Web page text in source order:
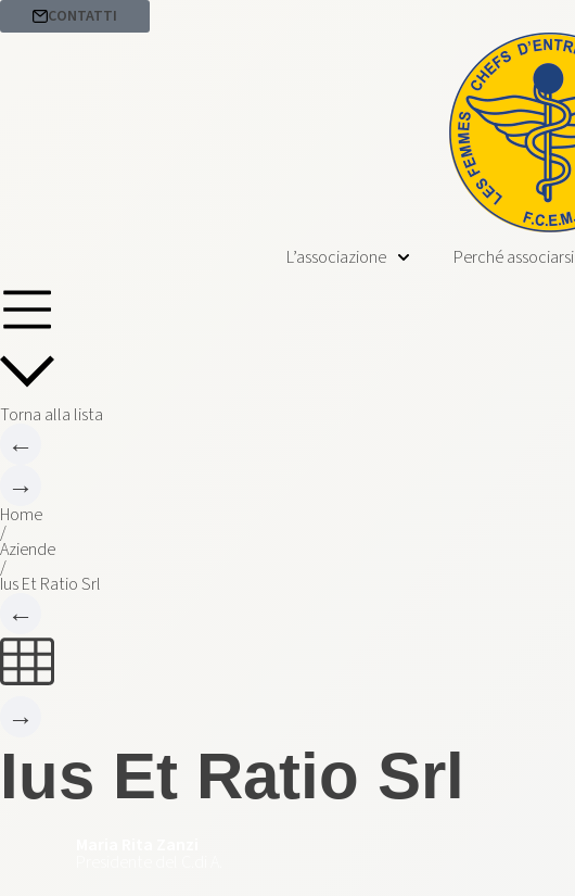
CONTATTI
L’associazione Perché associarsi
Torna alla lista
←
→
Home
/
Aziende
/
Ius Et Ratio Srl
←
→
Ius Et Ratio Srl